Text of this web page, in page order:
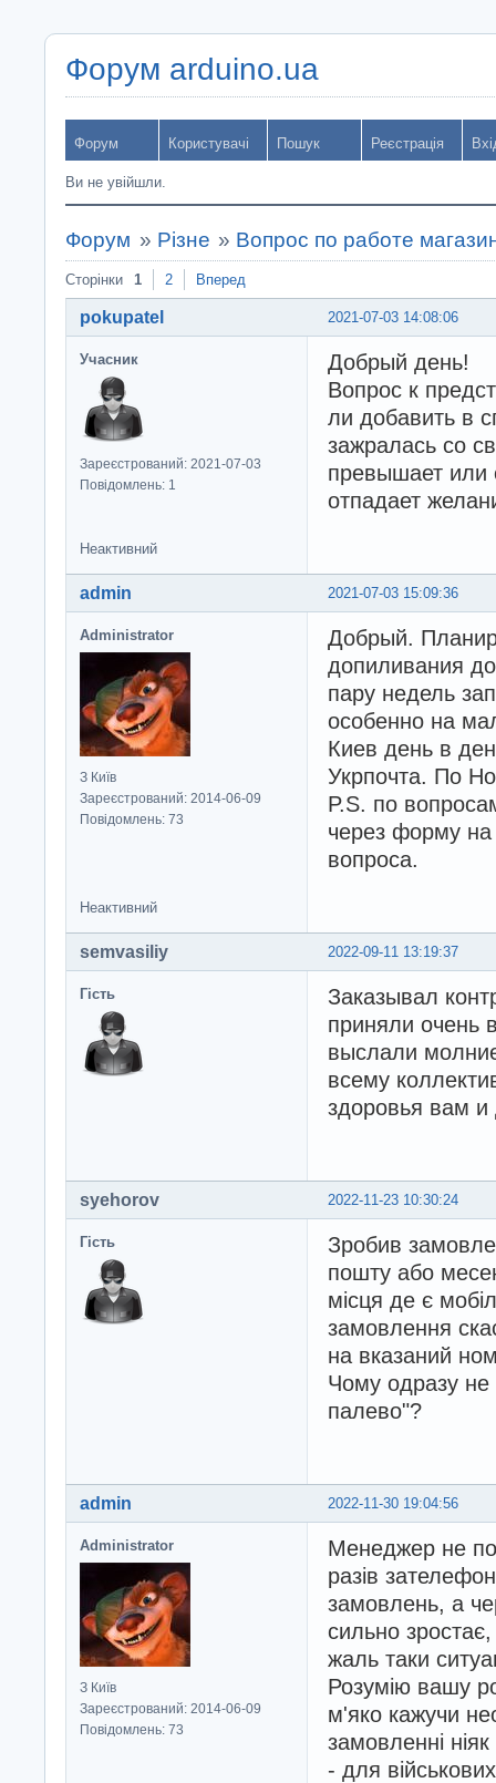
Форум arduino.ua
Форум Користувачі Пошук Реєстрація
Ви не увійшли.
Форум » Різне » Вопрос по работе
Сторінки 1 2 Вперед
2021-07-03 14:08:06
pokupatel
Учасник
Зареєстрований: 2021-07-03
Повідомлень: 1
Добрый день!
Вопрос к
ли добавить в
зажралась со
превышает или
отпадает
Неактивний
2021-07-03 15:09:36
admin
Administrator
З Київ
Зареєстрований: 2014-06-09
Повідомлень: 73
Добрый.
допиливания
пару недель
особенно на
Киев день в
Укрпочта. По
P.S. по
через форму
вопроса.
Неактивний
2022-09-11 13:19:37
semvasiliy
Гість
Заказывал
приняли очень
выслали
всему
здоровья вам
2022-11-23 10:30:24
syehorov
Гість
Зробив
пошту або
місця де є
замовлення
на вказаний
Чому одразу не
палево"?
2022-11-30 19:04:56
admin
Administrator
З Київ
Зареєстрований: 2014-06-09
Повідомлень: 73
Менеджер не
разів
замовлень, а
сильно зростає,
жаль таки
Розумію вашу
м'яко кажучи
замовленні
- для